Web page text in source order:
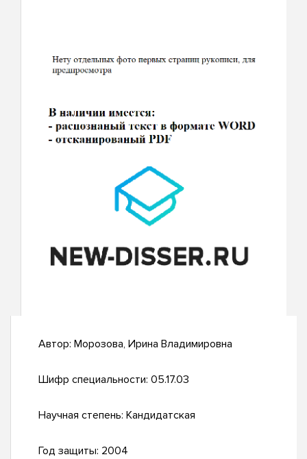
Автор: Морозова, Ирина Владимировна
Шифр специальности: 05.17.03
Научная степень: Кандидатская
Год защиты: 2004